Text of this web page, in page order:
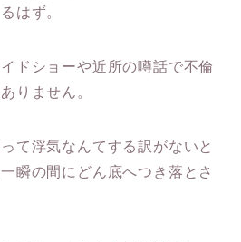
はず。
ドショーや近所の噂話で不倫
りません。
て浮気なんてする訳がないと
瞬の間にどん底へつき落とさ